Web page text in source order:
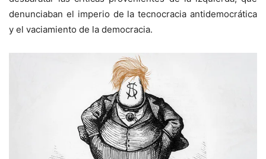
denunciaban el imperio de la tecnocracia antidemocrática
y el vaciamiento de la democracia.